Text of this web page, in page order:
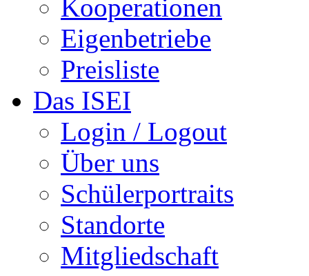
Kooperationen
Eigenbetriebe
Preisliste
Das ISEI
Login / Logout
Über uns
Schülerportraits
Standorte
Mitgliedschaft